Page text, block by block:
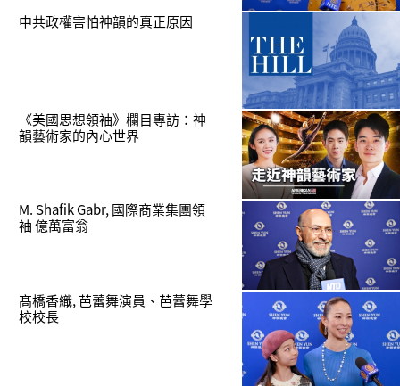
中共政權害怕神韻的真正原因
《美國思想領袖》欄目專訪：神
韻藝術家的內心世界
M. Shafik Gabr, 國際商業集團領
袖 億萬富翁
髙橋香織, 芭蕾舞演員、芭蕾舞學
校校長